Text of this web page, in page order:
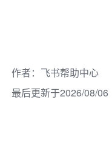
作者： 飞书帮助中心
最后更新于2026/08/06